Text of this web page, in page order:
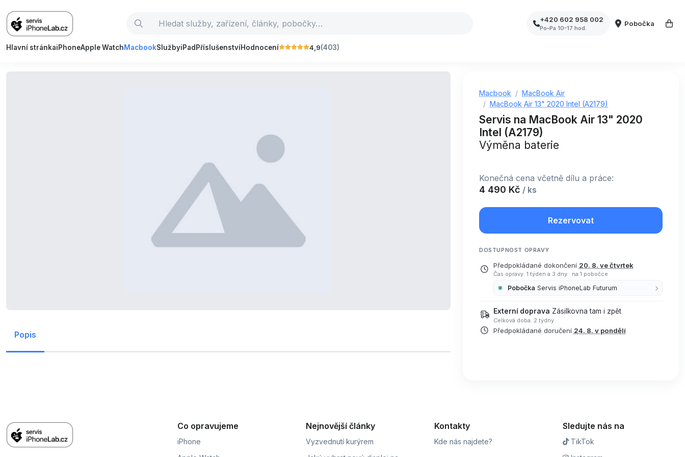
+420 602 958 002
Po–Pa 10–17 hod.
Pobočka
Hlavní stránkaiPhoneApple WatchMacbookSlužbyiPad PříslušenstvíHodnocení 4,9(403)
Popis
Macbook
MacBook Air
MacBook Air 13" 2020 Intel (A2179)
Servis na MacBook Air 13" 2020
Intel (A2179)
Výměna baterie
Konečná cena včetně dílu a práce:
4 490 Kč / ks
Rezervovat
DOSTUPNOST OPRAVY
Předpokládané dokončení 20. 8. ve čtvrtek
Čas opravy: 1 týden a 3 dny · na 1 pobočce
Pobočka Servis iPhoneLab Futurum
Externí doprava Zásilkovna tam i zpět
Celková doba: 2 týdny
Předpokládané doručení 24. 8. v pondělí
Co opravujeme
iPhone
Nejnovější články
Vyzvednutí kurýrem
Kontakty
Kde nás najdete?
Sledujte nás na
TikTok